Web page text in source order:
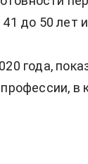
до 50 лет
года,
в